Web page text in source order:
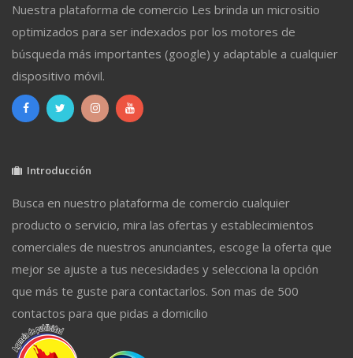
Nuestra plataforma de comercio Les brinda un micrositio
optimizados para ser indexados por los motores de
búsqueda más importantes (google) y adaptable a cualquier
dispositivo móvil.
Introducción
Busca en nuestro plataforma de comercio cualquier
producto o servicio, mira las ofertas y establecimientos
comerciales de nuestros anunciantes, escoge la oferta que
mejor se ajuste a tus necesidades y selecciona la opción
que más te guste para contactarlos. Son mas de 500
contactos para que pidas a domicilio